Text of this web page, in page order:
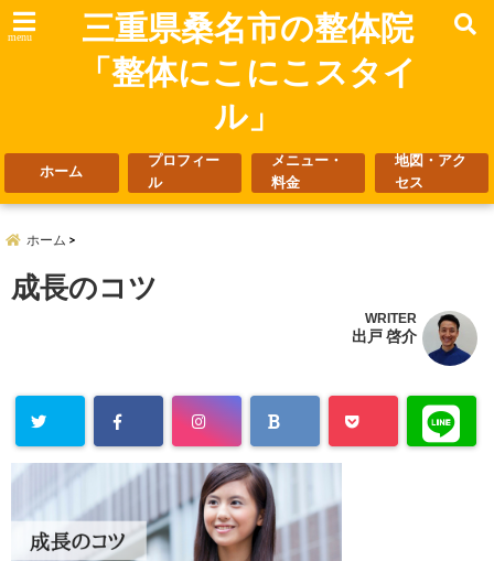
menu
三重県桑名市の整体院
「整体にこにこスタイ
ル」
ホーム
プロフィー
ル
メニュー・
料金
地図・アク
セス
ホーム
成長のコツ
WRITER
出戸 啓介